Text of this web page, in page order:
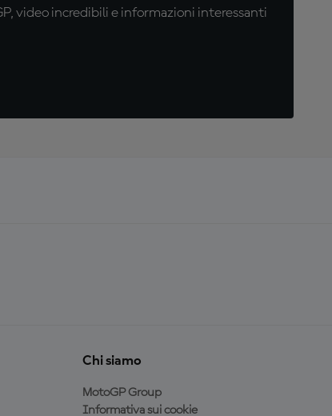
video incredibili e informazioni interessanti
Chi siamo
MotoGP Group
Informativa sui cookie